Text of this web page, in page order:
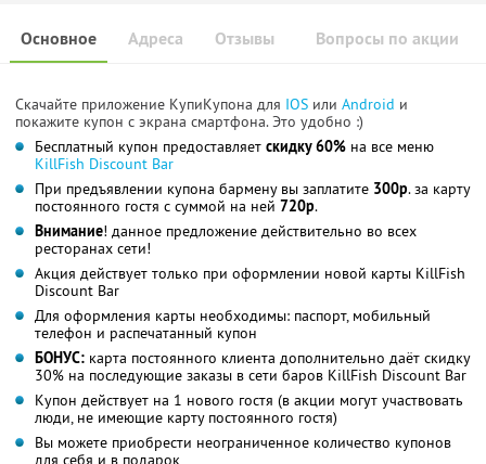
Основное Отзывы Вопросы по акции
Адреса
Скачайте приложение КупиКупона для IOS или Android и
покажите купон с экрана смартфона. Это удобно :)
Бесплатный купон предоставляет скидку 60% на все меню
KillFish Discount Bar
При предъявлении купона бармену вы заплатите 300р. за карту
постоянного гостя с суммой на ней 720р.
Внимание! данное предложение действительно во всех
ресторанах сети!
Акция действует только при оформлении новой карты KillFish
Discount Bar
Для оформления карты необходимы: паспорт, мобильный
телефон и распечатанный купон
БОНУС: карта постоянного клиента дополнительно даёт скидку
30% на последующие заказы в сети баров KillFish Discount Bar
Купон действует на 1 нового гостя (в акции могут участвовать
люди, не имеющие карту постоянного гостя)
Вы можете приобрести неограниченное количество купонов
для себя и в подарок